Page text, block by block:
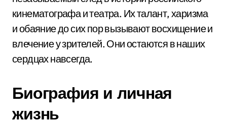
кинематографа и театра. Их талант, харизма
и обаяние до сих пор вызывают восхищение и
влечение у зрителей. Они остаются в наших
сердцах навсегда.
Биография и личная
жизнь